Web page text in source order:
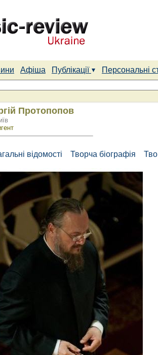
Афіша Публікації
Персональні
Протопопов
відомості Творча біографія